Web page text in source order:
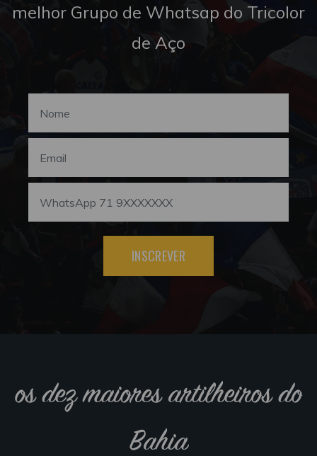
melhor Grupo de Whatsap do Tricolor
de Aço
INSCREVER
os dez maiores artilheiros do
Bahia